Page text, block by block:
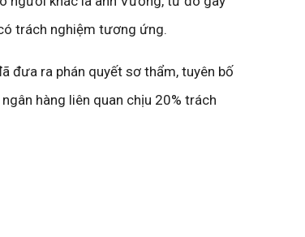
trách nghiệm tương ứng.
đưa ra phán quyết sơ thẩm, tuyên bố
hàng liên quan chịu 20% trách